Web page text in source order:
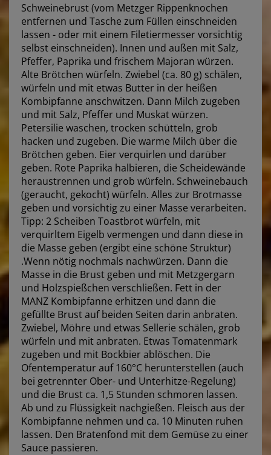
Schweinebrust (vom Metzger Rippenknochen
entfernen und Tasche zum Füllen einschneiden
lassen - oder mit einem Filetiermesser vorsichtig
selbst einschneiden). Innen und außen mit Salz,
Pfeffer, Paprika und frischem Majoran würzen.
Alte Brötchen würfeln. Zwiebel (ca. 80 g) schälen,
würfeln und mit etwas Butter in der heißen
Kombipfanne anschwitzen. Dann Milch zugeben
und mit Salz, Pfeffer und Muskat würzen.
Petersilie waschen, trocken schütteln, grob
hacken und zugeben. Die warme Milch über die
Brötchen geben. Eier verquirlen und darüber
geben. Rote Paprika halbieren, die Scheidewände
heraustrennen und grob würfeln. Schweinebauch
(geraucht, gekocht) würfeln. Alles zur Brotmasse
geben und vorsichtig zu einer Masse verarbeiten.
Tipp: 2 Scheiben Toastbrot würfeln, mit
verquirltem Eigelb vermengen und dann diese in
die Masse geben (ergibt eine schöne Struktur)
.Wenn nötig nochmals nachwürzen. Dann die
Masse in die Brust geben und mit Metzgergarn
und Holzspießchen verschließen. Fett in der
MANZ Kombipfanne erhitzen und dann die
gefüllte Brust auf beiden Seiten darin anbraten.
Zwiebel, Möhre und etwas Sellerie schälen, grob
würfeln und mit anbraten. Etwas Tomatenmark
zugeben und mit Bockbier ablöschen. Die
Ofentemperatur auf 160°C herunterstellen (auch
bei getrennter Ober- und Unterhitze-Regelung)
und die Brust ca. 1,5 Stunden schmoren lassen.
Ab und zu Flüssigkeit nachgießen. Fleisch aus der
Kombipfanne nehmen und ca. 10 Minuten ruhen
lassen. Den Bratenfond mit dem Gemüse zu einer
Sauce passieren.